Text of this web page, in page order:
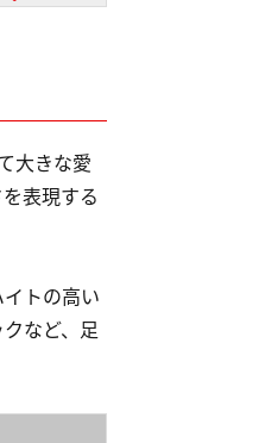
大きな愛
表現する
トの高い
など、足